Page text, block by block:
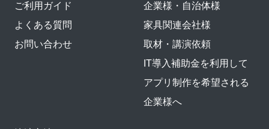
ご利用ガイド
よくある質問
お問い合わせ
企業様・自治体様
家具関連会社様
取材・講演依頼
IT導入補助金を利用して
アプリ制作を希望される
企業様へ